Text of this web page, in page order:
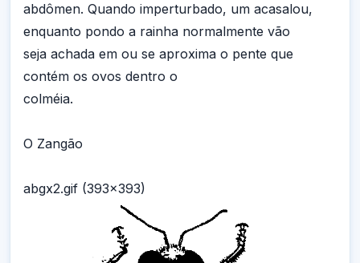
abdômen. Quando imperturbado, um acasalou,
enquanto pondo a rainha normalmente vão
seja achada em ou se aproxima o pente que
contém os ovos dentro o
colméia.
O Zangão
abgx2.gif (393x393)